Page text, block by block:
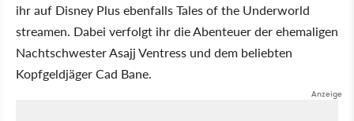
ihr auf Disney Plus ebenfalls Tales of the Underworld
streamen. Dabei verfolgt ihr die Abenteuer der ehemaligen
Nachtschwester Asajj Ventress und dem beliebten
Kopfgeldjäger Cad Bane.